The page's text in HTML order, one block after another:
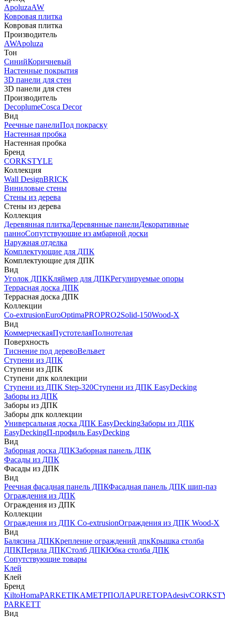
ApoluzaAW
Ковровая плитка
Ковровая плитка
Производитель
AWApoluza
Тон
СинийКоричневый
Настенные покрытия
3D панели для стен
3D панели для стен
Производитель
DecoplumeCosca Decor
Вид
Реечные панелиПод покраску
Настенная пробка
Настенная пробка
Бренд
CORKSTYLE
Коллекция
Wall DesignBRICK
Виниловые стены
Стены из дерева
Стены из дерева
Коллекция
Деревянная плиткаДеревянные панелиДекоративные
панноСопутствующие из амбарной доски
Наружная отделка
Комплектующие для ДПК
Комплектующие для ДПК
Вид
Уголок ДПККляймер для ДПКРегулируемые опоры
Террасная доска ДПК
Террасная доска ДПК
Коллекции
Co-extrusionEuroOptimaPROPRO2Solid-150Wood-X
Вид
КоммерческаяПустотелаяПолнотелая
Поверхность
Тиснение под деревоВельвет
Ступени из ДПК
Ступени из ДПК
Ступени дпк коллекции
Ступени из ДПК Step-320Ступени из ДПК EasyDecking
Заборы из ДПК
Заборы из ДПК
Заборы дпк коллекции
Универсальная доска ДПК EasyDeckingЗаборы из ДПК
EasyDeckingП-профиль EasyDecking
Вид
Заборная доска ДПКЗаборная панель ДПК
Фасады из ДПК
Фасады из ДПК
Вид
Реечная фасадная панель ДПКФасадная панель ДПК шип-паз
Ограждения из ДПК
Ограждения из ДПК
Коллекции
Ограждения из ДПК Co-extrusionОграждения из ДПК Wood-X
Вид
Балясина ДПККрепление ограждений дпкКрышка столба
ДПКПерила ДПКСтолб ДПКЮбка столба ДПК
Сопутствующие товары
Клей
Клей
Бренд
KiltoHomaPARKETIKAМЕТРПОЛАPURETOPAdesiv
PARKETT
Вид